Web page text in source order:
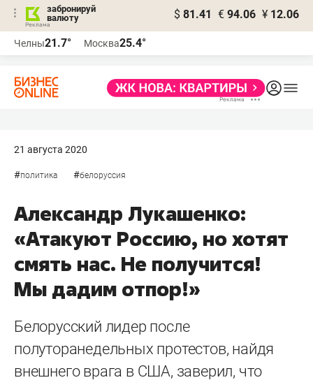
забронируй
валюту
$ 81.41 € 94.06 ¥ 12.06
Челны21.7° Москва25.4°
21 августа 2020
#политика #белоруссия
Александр Лукашенко:
«Атакуют Россию, но хотят
смять нас. Не получится!
Мы дадим отпор!»
Белорусский лидер после
полуторанедельных протестов, найдя
внешнего врага в США, заверил, что